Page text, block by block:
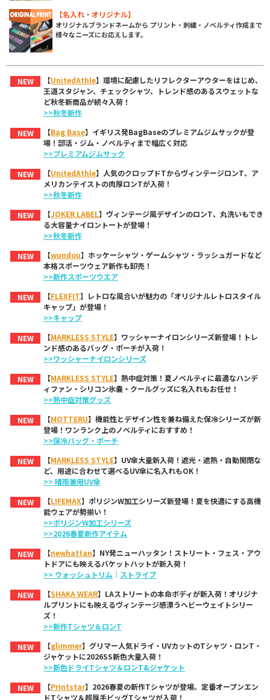
【名入れ・オリジナル】
オリジナルブランドネームから プリント・刺繍・ノベルティ作成まで
様々なニーズにお応えします。
NEW 【UnitedAthle】環境に配慮したリフレクターアウターをはじめ、
王道スタジャン、チェックシャツ、トレンド感のあるスウェットな
ど秋冬新商品が続々入荷！
>>秋冬新作
NEW
【Bag Base】イギリス発BagBaseのプレミアムジムサックが登
場！部活・ジム・ノベルティまで幅広く対応
>>プレミアムジムサック
NEW
【UnitedAthle】人気のクロップドTからヴィンテージロンT、ア
メリカンテイストの肉厚ロンTが入荷！
>>秋冬新作
NEW
【JOKER LABEL】ヴィンテージ風デザインのロンT、丸洗いもでき
る大容量ナイロントートが登場！
>>秋冬新作
NEW
【wundou】ホッケーシャツ・ゲームシャツ・ラッシュガードなど
本格スポーツウェア新作も卸売！
>>新作スポーツウエア
NEW
【FLEXFIT】レトロな風合いが魅力の「オリジナルレトロスタイル
キャップ」が登場！
>>キャップ
NEW
【MARKLESS STYLE】ワッシャーナイロンシリーズ新登場！トレ
ンド感のあるバッグ・ポーチが入荷！
>>ワッシャーナイロンシリーズ
NEW
【MARKLESS STYLE】熱中症対策！夏ノベルティに最適なハンデ
ィファン・シリコン氷嚢・クールグッズに名入れもお任せ！
>>熱中症対策グッズ
NEW
【MOTTERU】機能性とデザイン性を兼ね備えた保冷シリーズが新
登場！ワンランク上のノベルティにおすすめ！
>>保冷バッグ・ポーチ
NEW
【MARKLESS STYLE】UV傘大量新入荷！遮光・遮熱・自動開閉な
ど、用途に合わせて選べるUV傘に名入れもOK！
>> 晴雨兼用UV傘
NEW
【LIFEMAX】ポリジンW加工シリーズ新登場！夏を快適にする高機
能ウェアが勢揃い！
>>ポリジンW加工シリーズ
>>2026春夏新作アイテム
NEW
【newhattan】NY発ニューハッタン！ストリート・フェス・アウ
トドアにも映えるバケットハットが新入荷！
>> ウォッシュトリム ｜ ストライプ
NEW
【SHAKA WEAR】LAストリートの本命ボディが新入荷！オリジナ
ルプリントにも映えるヴィンテージ感漂うヘビーウェイトシリー
ズ！
>>新作Tシャツ＆ロンT
NEW
【glimmer】グリマー人気ドライ・UVカットのTシャツ・ロンT・
ジャケットに2026SS新色大量入荷！
>>新色ドライTシャツ＆ロンT&ジャケット
NEW
【Printstar】2026春夏の新作Tシャツが登場。定番オープンエン
ドTシャツ＆超厚手ビッグTシャツが入荷！